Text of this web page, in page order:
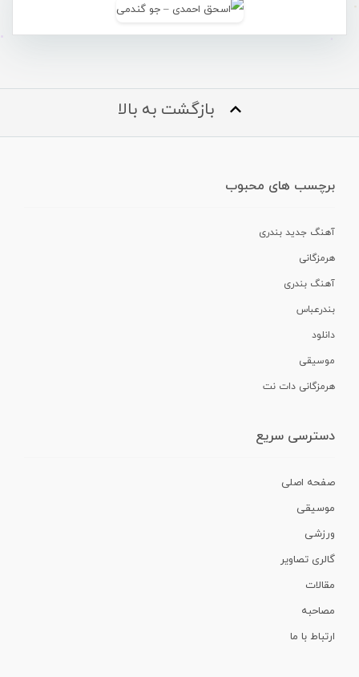
بازگشت به بالا
برچسب های محبوب
آهنگ جدید بندری
هرمزگانی
آهنگ بندری
بندرعباس
دانلود
موسیقی
هرمزگانی دات نت
دسترسی سریع
صفحه اصلی
موسیقی
ورزشی
گالری تصاویر
مقالات
مصاحبه
ارتباط با ما